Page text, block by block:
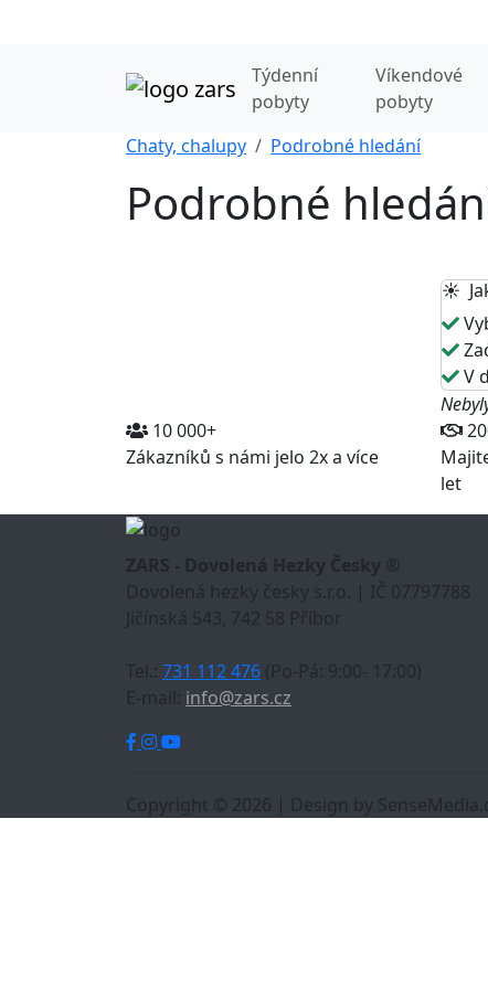
Týdenní
pobyty
Víkendové
pobyty
Chaty, chalupy Podrobné hledání
Podrobné
☀️
V
10 000+
Zákazníků s námi jelo 2x a více
let
ZARS - Dovolená Hezky Česky ®
Dovolená hezky česky s.r.o. | IČ 07797788
Jičínská 543, 742 58 Příbor
Tel.: 731 112 476 (Po-Pá: 9:00- 17:00)
E-mail: info@zars.cz
Copyright © 2026 | Design by